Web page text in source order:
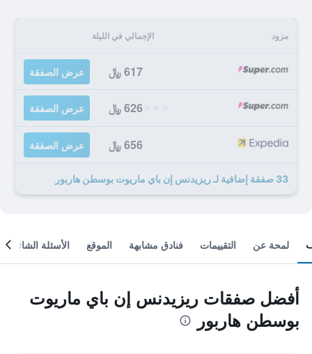
مزود الإجمالي في الليلة
617 ﷼ عرض الصفقة
626 ﷼ عرض الصفقة
656 ﷼ عرض الصفقة
33 صفقة إضافية لـ ريزيدنس إن باي ماريوت بوسطن هاربور
لمحة عن التقييمات فنادق مشابهة الموقع الأسئلة الشائعة
أفضل صفقات ريزيدنس إن باي ماريوت
بوسطن هاربور